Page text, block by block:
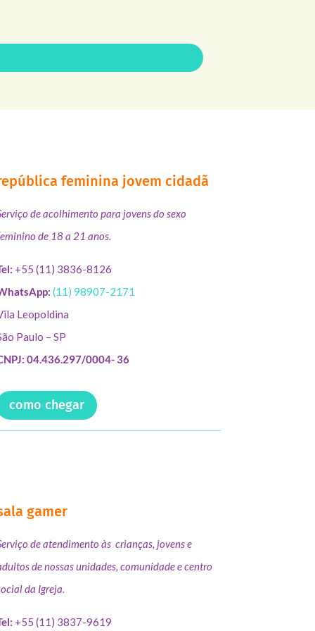
feminina jovem cidadã
de acolhimento para jovens do sexo
de 18 a 21 anos.
+55 (11) 3836-8126
(11) 98907-2171
Leopoldina
Paulo – SP
04.436.297/0004- 36
como chegar
gamer
de atendimento às crianças, jovens e
de nossas unidades, comunidade e centro
da Igreja.
+55 (11) 3837-9619